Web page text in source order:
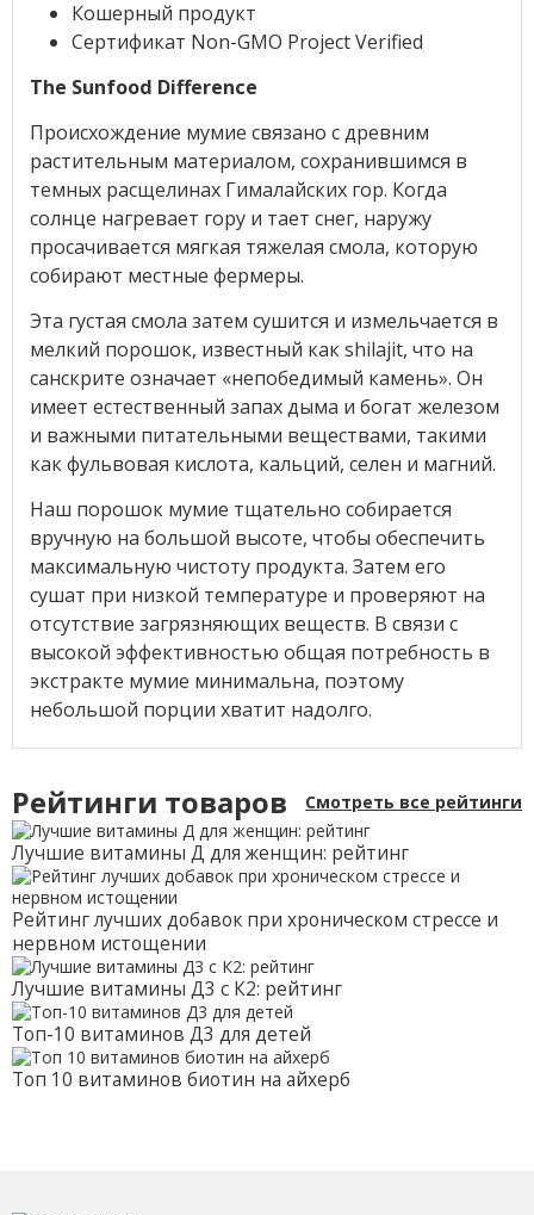
Кошерный продукт
Сертификат Non-GMO Project Verified
The Sunfood Difference
Происхождение мумие связано с древним
растительным материалом, сохранившимся в
темных расщелинах Гималайских гор. Когда
солнце нагревает гору и тает снег, наружу
просачивается мягкая тяжелая смола, которую
собирают местные фермеры.
Эта густая смола затем сушится и измельчается в
мелкий порошок, известный как shilajit, что на
санскрите означает «непобедимый камень». Он
имеет естественный запах дыма и богат железом
и важными питательными веществами, такими
как фульвовая кислота, кальций, селен и магний.
Наш порошок мумие тщательно собирается
вручную на большой высоте, чтобы обеспечить
максимальную чистоту продукта. Затем его
сушат при низкой температуре и проверяют на
отсутствие загрязняющих веществ. В связи с
высокой эффективностью общая потребность в
экстракте мумие минимальна, поэтому
небольшой порции хватит надолго.
Рейтинги товаров Смотреть все рейтинги
Лучшие витамины Д для женщин: рейтинг
Рейтинг лучших добавок при хроническом стрессе и
нервном истощении
Лучшие витамины Д3 с К2: рейтинг
Топ-10 витаминов Д3 для детей
Топ 10 витаминов биотин на айхерб